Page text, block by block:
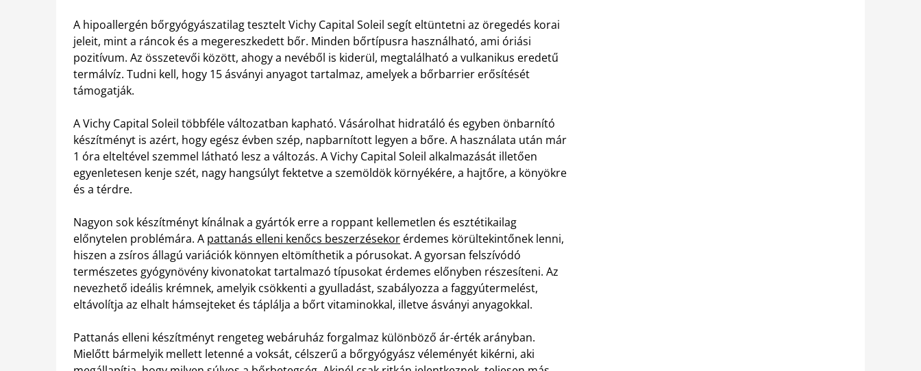
A hipoallergén bőrgyógyászatilag tesztelt Vichy Capital Soleil segít eltüntetni az öregedés korai
jeleit, mint a ráncok és a megereszkedett bőr. Minden bőrtípusra használható, ami óriási
pozitívum. Az összetevői között, ahogy a nevéből is kiderül, megtalálható a vulkanikus eredetű
termálvíz. Tudni kell, hogy 15 ásványi anyagot tartalmaz, amelyek a bőrbarrier erősítését
támogatják.
A Vichy Capital Soleil többféle változatban kapható. Vásárolhat hidratáló és egyben önbarnító
készítményt is azért, hogy egész évben szép, napbarnított legyen a bőre. A használata után már
1 óra elteltével szemmel látható lesz a változás. A Vichy Capital Soleil alkalmazását illetően
egyenletesen kenje szét, nagy hangsúlyt fektetve a szemöldök környékére, a hajtőre, a könyökre
és a térdre.
Nagyon sok készítményt kínálnak a gyártók erre a roppant kellemetlen és esztétikailag
előnytelen problémára. A pattanás elleni kenőcs beszerzésekor érdemes körültekintőnek lenni,
hiszen a zsíros állagú variációk könnyen eltömíthetik a pórusokat. A gyorsan felszívódó
természetes gyógynövény kivonatokat tartalmazó típusokat érdemes előnyben részesíteni. Az
nevezhető ideális krémnek, amelyik csökkenti a gyulladást, szabályozza a faggyútermelést,
eltávolítja az elhalt hámsejteket és táplálja a bőrt vitaminokkal, illetve ásványi anyagokkal.
Pattanás elleni készítményt rengeteg webáruház forgalmaz különböző ár-érték arányban.
Mielőtt bármelyik mellett letenné a voksát, célszerű a bőrgyógyász véleményét kikérni, aki